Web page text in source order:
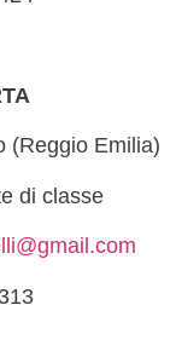
(Reggio Emilia)
di classe